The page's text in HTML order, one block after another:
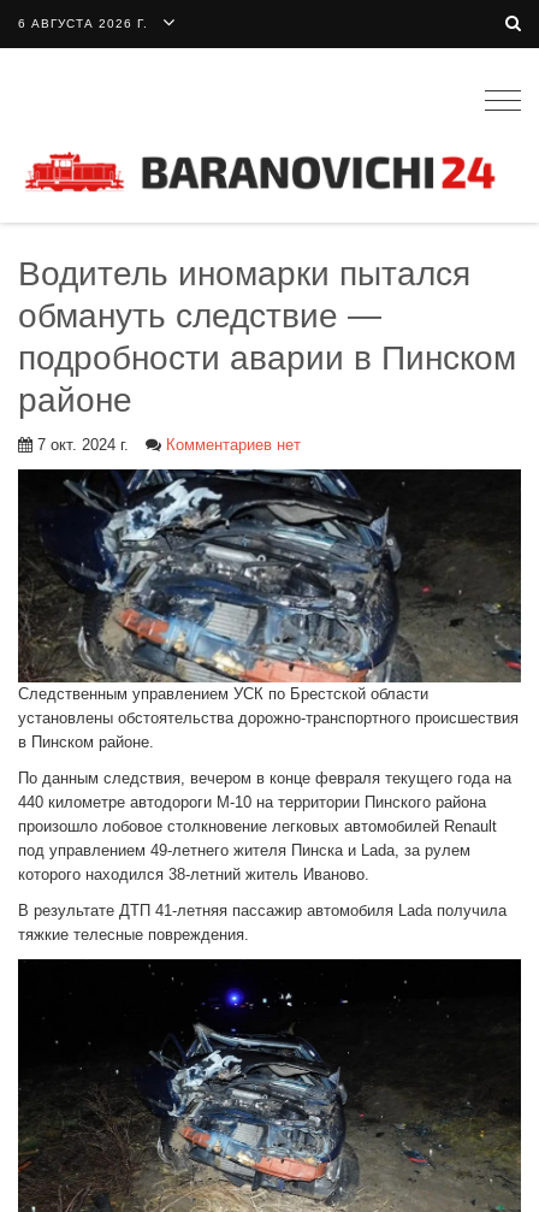
6 АВГУСТА 2026 Г.
Водитель иномарки пытался
обмануть следствие —
подробности аварии в Пинском
районе
7 окт. 2024 г. Комментариев нет
Следственным управлением УСК по Брестской области
установлены обстоятельства дорожно-транспортного происшествия
в Пинском районе.
По данным следствия, вечером в конце февраля текущего года на
440 километре автодороги М-10 на территории Пинского района
произошло лобовое столкновение легковых автомобилей Renault
под управлением 49-летнего жителя Пинска и Lada, за рулем
которого находился 38-летний житель Иваново.
В результате ДТП 41-летняя пассажир автомобиля Lada получила
тяжкие телесные повреждения.